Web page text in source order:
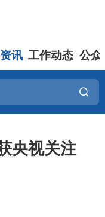
讯 工作动态 公众
央视关注